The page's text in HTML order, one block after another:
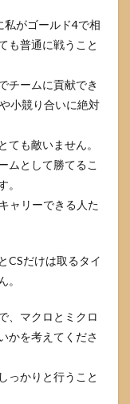
がゴールド4で相
も普通に戦うこと
チームに貢献でき
小競り合いに絶対
ても敵いません。
ムとして勝てるこ
。
ャリーできる人た
CSだけは取るタイ
。
、マクロとミクロ
かを考えてくださ
っかりと行うこと